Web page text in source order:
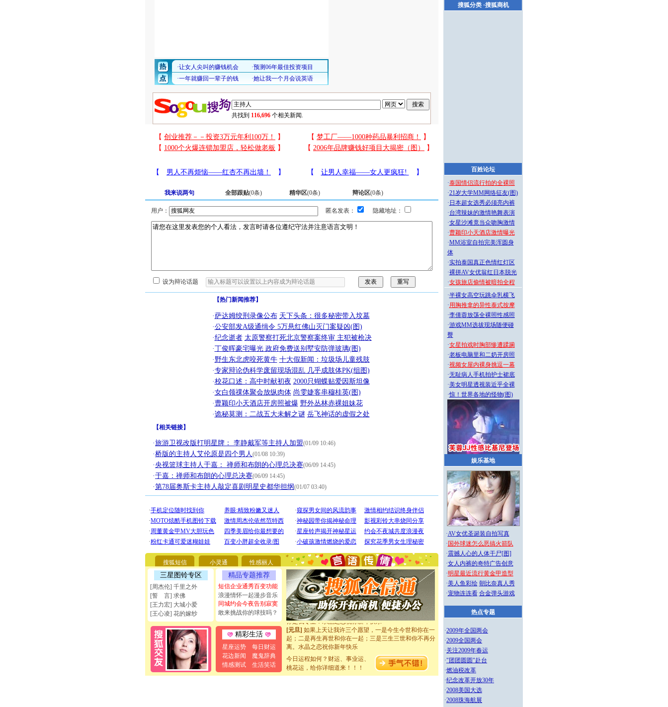
共找到 116,696 个相关新闻.
我来说两句 全部跟贴(0条) 精华区(0条) 辩论区(0条)
用户： 匿名发表： 隐藏地址：
设为辩论话题
【热门新闻推荐】
·萨达姆绞刑录像公布 天下头条：很多秘密带入坟墓
·公安部发A级通缉令 5万悬红佛山灭门案疑凶(图)
·纪念逝者 太原警察打死北京警察案终审 主犯被枪决
·丁俊晖豪宅曝光 政府免费送别墅安防弹玻璃(图)
·野生东北虎咬死黄牛 十大假新闻：垃圾场儿童残肢
·专家辩论伪科学废留现场混乱 几乎成肢体PK(组图)
·校花口述：高中时献初夜 2000只蝴蝶贴爱因斯坦像
·女白领祼体聚会放纵肉体 尚雯婕客串穆桂英(图)
·曹颖印小天酒店开房照被爆 野外丛林赤裸姐妹花
·诡秘莫测：二战五大未解之谜 岳飞神话的虚假之处
【相关链接】
·旅游卫视改版打明星牌： 李静戴军等主持人加盟(01/09 10:46)
·桥版的主持人艾伦原是四个男人(01/08 10:39)
·央视篮球主持人于嘉： 禅师和布朗的心理总决赛(06/09 14:45)
·于嘉：禅师和布朗的心理总决赛(06/09 14:45)
·第78届奥斯卡主持人敲定喜剧明星史都华担纲(01/07 03:40)
搜狐短信 小灵通 性感丽人
三星图铃专区
[周杰伦] 千里之外
[誓 言] 求佛
[王力宏] 大城小爱
[王心凌] 花的嫁纱
精品专题推荐
短信企业通秀百变功能
浪漫情怀一起漫步音乐
同城约会今夜告别寂寞
敢来挑战你的球技吗？
精彩生活
星座运势
每日财运
花边新闻
魔鬼辞典
情感测试
生活笑话
[圣诞节]圣诞节到了，想想没什么送给你的，又不打算给
你太多，只有给你五千万：千万快乐！千万要健康！千万
[圣诞节] 不只这样的日子才会想起你,而是这样的日子才
能正大光明地骚扰你,告诉你,圣诞要快乐!新年要快乐!天
天都要快乐噢!
[圣诞节]奉上一颗祝福的心,在这个特别的日子里,愿幸福,
如意,快乐,鲜花,一切美好的祝愿与你同在.圣诞快乐!
[元旦]看到你我会触电；看不到你我要充电；没有你我会
断电。爱你是我职业，想你是我事业，抱你是我特长，吻
你是我专业！水晶之恋祝你新年快乐
[元旦]如果上天让我许三个愿望，一是今生今世和你在一
起；二是再生再世和你在一起；三是三生三世和你不再分
离。水晶之恋祝你新年快乐
[元旦]当我狠下心扭头离去那一刻，你在我身后无助地哭
泣，这痛楚让我明白我多么爱你。我转身抱住你：这猪不
卖了。水晶之恋祝你新年快乐。
[春节]风柔雨润好月圆，半岛铁盒伴身边，每日尽显开心
今日运程如何？财运、事业运、
桃花运，给你详细道来！！！
搜狐分类·搜狐商机
百姓论坛
·泰国情侣流行拍的全裸照
·21岁大学MM网络征友(图)
· 日本超女选秀必须亮内裤
·台湾辣妹的激情艳舞表演
·女星沙滩竟当众吻胸激情
·曹颖印小天酒店激情曝光
·MM浴室自拍完美浑圆身
体
·实拍泰国真正色情红灯区
·裸拼AV女优翁红日本脱光
·女孩旅店偷情被暗拍全程
·半裸女高空玩跳伞乳横飞
·用胸推拿的异性泰式按摩
·李倩蓉放荡全裸照性感照
·游戏MM选拔现场随便碰
臀
·女星拍戏时胸部惨遭蹂躏
·老板电脑里和二奶开房照
·视频女屋内裸身挑逗一幕
·无耻病人手机拍护士裙底
·美女明星透视装近乎全裸
·惊！世界各地的怪物(图)
娱乐基地
·AV女优圣诞装自拍写真
· 国外球迷怎么恶搞火箭队
·震撼人心的人体干尸[图]
·女人内裤的奇特广告创意
·明星最近流行黄金甲造型
·美人鱼彩绘 朝比奈真人秀
·宠物连连看 合金弹头游戏
热点专题
·2009年全国两会
·2009全国两会
·关注2009年春运
·"团团圆圆"赴台
·燃油税改革
·纪念改革开放30年
·2008美国大选
·2008珠海航展